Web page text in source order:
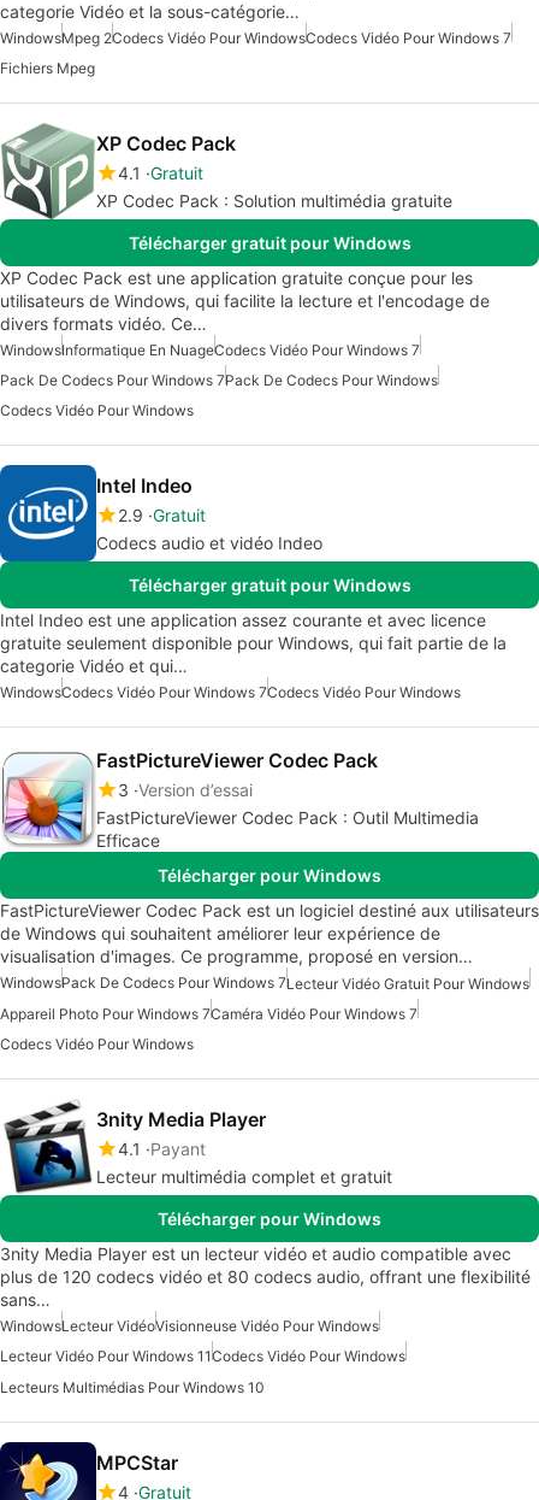
categorie Vidéo et la sous-catégorie…
WindowsMpeg 2Codecs Vidéo Pour WindowsCodecs Vidéo Pour Windows 7
Fichiers Mpeg
XP Codec Pack
4.1 Gratuit
XP Codec Pack : Solution multimédia gratuite
Télécharger gratuit pour Windows
XP Codec Pack est une application gratuite conçue pour les
utilisateurs de Windows, qui facilite la lecture et l'encodage de
divers formats vidéo. Ce…
WindowsInformatique En NuageCodecs Vidéo Pour Windows 7
Pack De Codecs Pour Windows 7Pack De Codecs Pour Windows
Codecs Vidéo Pour Windows
Intel Indeo
2.9 Gratuit
Codecs audio et vidéo Indeo
Télécharger gratuit pour Windows
Intel Indeo est une application assez courante et avec licence
gratuite seulement disponible pour Windows, qui fait partie de la
categorie Vidéo et qui…
WindowsCodecs Vidéo Pour Windows 7Codecs Vidéo Pour Windows
FastPictureViewer Codec Pack
3 Version d’essai
FastPictureViewer Codec Pack : Outil Multimedia
Efficace
Télécharger pour Windows
FastPictureViewer Codec Pack est un logiciel destiné aux utilisateurs
de Windows qui souhaitent améliorer leur expérience de
visualisation d'images. Ce programme, proposé en version…
WindowsPack De Codecs Pour Windows 7Lecteur Vidéo Gratuit Pour Windows
Appareil Photo Pour Windows 7Caméra Vidéo Pour Windows 7
Codecs Vidéo Pour Windows
3nity Media Player
4.1
Payant
Lecteur multimédia complet et gratuit
Télécharger pour Windows
3nity Media Player est un lecteur vidéo et audio compatible avec
plus de 120 codecs vidéo et 80 codecs audio, offrant une flexibilité
sans…
WindowsLecteur VidéoVisionneuse Vidéo Pour Windows
Lecteur Vidéo Pour Windows 11Codecs Vidéo Pour Windows
Lecteurs Multimédias Pour Windows 10
MPCStar
4 Gratuit